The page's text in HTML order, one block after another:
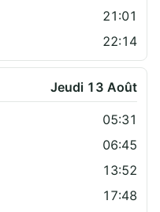
21:01
22:14
Jeudi 13 Août
05:31
06:45
13:52
17:48